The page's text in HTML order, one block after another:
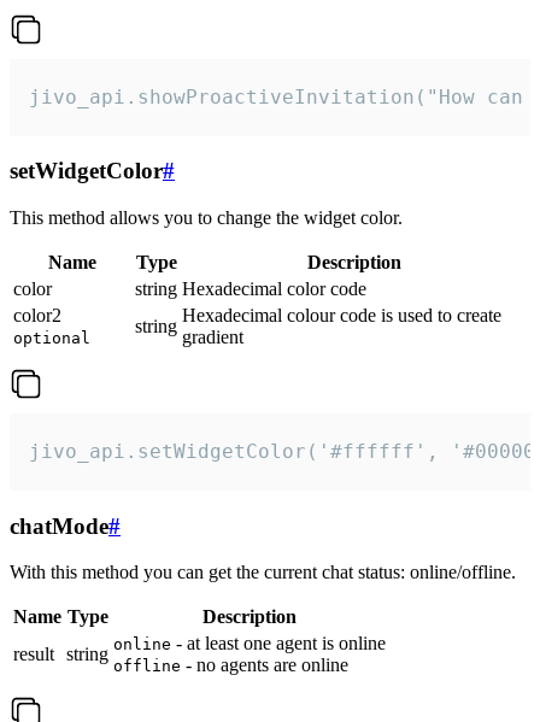
jivo_api.showProactiveInvitation("How
setWidgetColor#
This method allows you to change the widget color.
Name Type
Description
color
string Hexadecimal color code
color2
optional
string
Hexadecimal colour code is used to create
gradient
jivo_api.setWidgetColor('#ffffff',
chatMode#
With this method you can get the current chat status: online/offline.
Name Type
Description
result string online - at least one agent is online
offline - no agents are online